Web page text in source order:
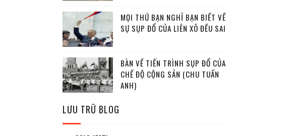
MỌI THỨ BẠN NGHĨ BẠN BIẾT VỀ
SỰ SỤP ĐỔ CỦA LIÊN XÔ ĐỀU SAI
BÀN VỀ TIẾN TRÌNH SỤP ĐỔ CỦA
CHẾ ĐỘ CỘNG SẢN (CHU TUẤN
ANH)
LƯU TRỮ BLOG